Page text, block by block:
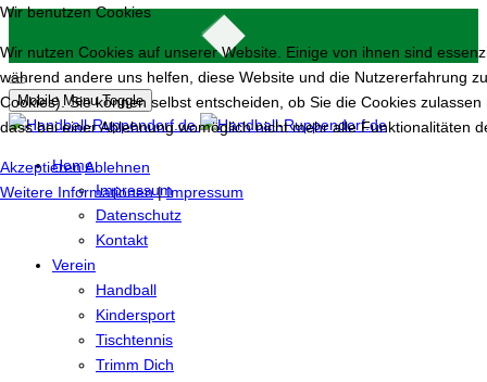
Mobile Menu Toggle
Home
Impressum
Datenschutz
Kontakt
Verein
Handball
Kindersport
Tischtennis
Trimm Dich
Wir benutzen Cookies
Wir nutzen Cookies auf unserer Website. Einige von ihnen sind
während andere uns helfen, diese Website und die Nutzererfahrung
Cookies). Sie können selbst entscheiden, ob Sie die Cookies
dass bei einer Ablehnung womöglich nicht mehr alle Funktionalitäten
AkzeptierenAblehnen
Weitere Informationen|Impressum